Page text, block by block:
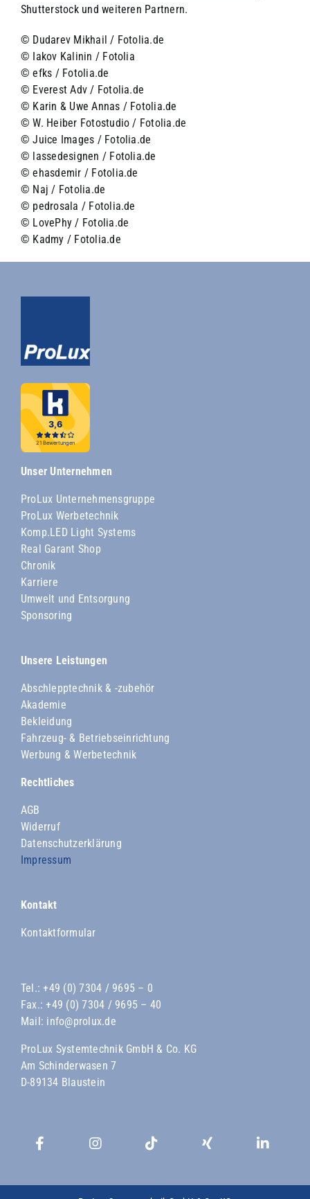
Shutterstock und weiteren Partnern.
© Dudarev Mikhail / Fotolia.de
© Iakov Kalinin / Fotolia
© efks / Fotolia.de
© Everest Adv / Fotolia.de
© Karin & Uwe Annas / Fotolia.de
© W. Heiber Fotostudio / Fotolia.de
© Juice Images / Fotolia.de
© lassedesignen / Fotolia.de
© ehasdemir / Fotolia.de
© Naj / Fotolia.de
© pedrosala / Fotolia.de
© LovePhy / Fotolia.de
© Kadmy / Fotolia.de
Unser Unternehmen
ProLux Unternehmensgruppe
ProLux Werbetechnik
Komp.LED Light Systems
Real Garant Shop
Chronik
Karriere
Umwelt und Entsorgung
Sponsoring
Unsere Leistungen
Abschlepptechnik & -zubehör
Akademie
Bekleidung
Fahrzeug- & Betriebseinrichtung
Werbung & Werbetechnik
Rechtliches
AGB
Widerruf
Datenschutzerklärung
Impressum
Kontakt
Kontaktformular
Tel.:+49 (0) 7304 / 9695 – 0
Fax.: +49 (0) 7304 / 9695 – 40
Mail: info@prolux.de
ProLux Systemtechnik GmbH & Co. KG
Am Schinderwasen 7
D-89134 Blaustein